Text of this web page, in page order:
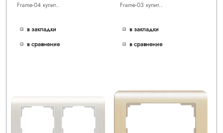
Frame-04 купит..
в закладки
в сравнение
Frame-03 купит..
в закладки
в сравнение